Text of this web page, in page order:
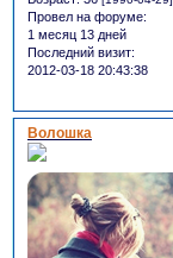
Провел на форуме:
1 месяц 13 дней
Последний визит:
2012-03-18 20:43:38
Волошка